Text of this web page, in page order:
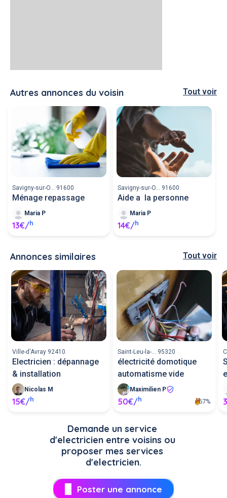
Autres annonces du voisin Tout voir
Savigny-sur-O... 91600
Ménage repassage
Maria P
13€/h
Savigny-sur-O... 91600
Aide a la personne
Maria P
14€/h
Annonces similaires Tout voir
Ville-d'Avray 92410
Electricien : dépannage
& installation
Nicolas M
15€/h
Saint-Leu-la-... 95320
électricité domotique
automatisme vide
Maximilien P
50€/h 67%
Demande un service
d'electricien entre voisins ou
proposer mes services
d'electricien.
Poster une annonce